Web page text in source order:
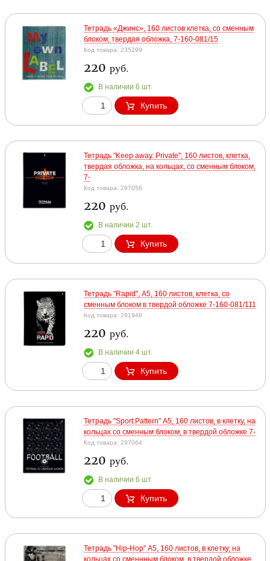
Тетрадь «Джинс», 160 листов клетка, со сменным
блоком, твердая обложка, 7-160-081/15
Код товара: 235299
220 руб.
В наличии 6 шт.
Купить
Тетрадь "Keep away. Private", 160 листов, клетка,
твердая обложка, на кольцах, со сменным блоком,
7-
Код товара: 297056
220 руб.
В наличии 2 шт.
Купить
Тетрадь "Rapid", А5, 160 листов, клетка, со
сменным блоком в твердой обложке 7-160-081/111
Код товара: 291948
220 руб.
В наличии 4 шт.
Купить
Тетрадь "Sport.Pattern" А5, 160 листов, в клетку, на
кольцах со сменным блоком, в твердой обложке 7-
Код товара: 297064
220 руб.
В наличии 6 шт.
Купить
Тетрадь "Hip-Hop" А5, 160 листов, в клетку, на